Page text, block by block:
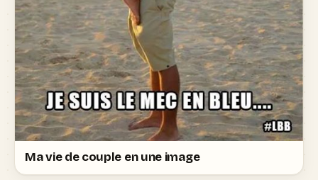
Ma vie de couple en une image